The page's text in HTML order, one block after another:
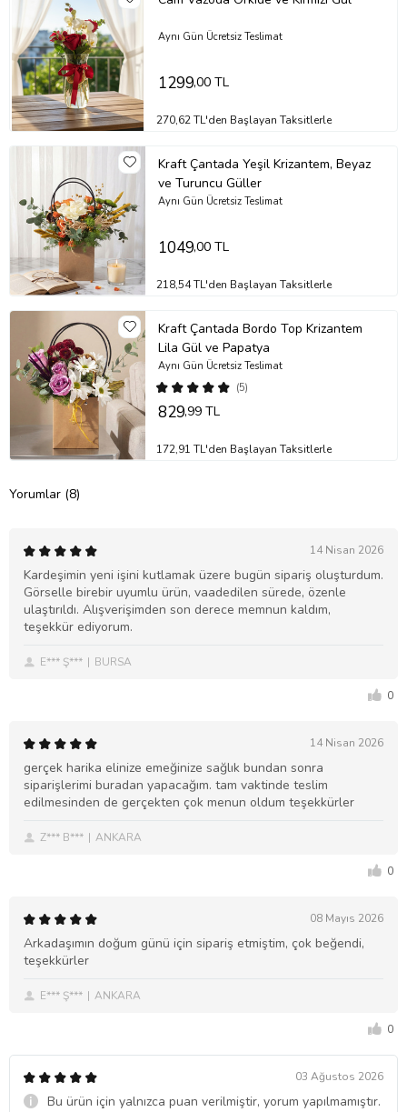
Aynı Gün Ücretsiz Teslimat
1299,00 TL
270,62 TL'den Başlayan Taksitlerle
Kraft Çantada Yeşil Krizantem, Beyaz
ve Turuncu Güller
Aynı Gün Ücretsiz Teslimat
1049,00 TL
218,54 TL'den Başlayan Taksitlerle
Kraft Çantada Bordo Top Krizantem
Lila Gül ve Papatya
(5)
Aynı Gün Ücretsiz Teslimat
829,99 TL
172,91 TL'den Başlayan Taksitlerle
Yorumlar (8)
14 Nisan 2026
Kardeşimin yeni işini kutlamak üzere bugün sipariş oluşturdum.
Görselle birebir uyumlu ürün, vaadedilen sürede, özenle
ulaştırıldı. Alışverişimden son derece memnun kaldım,
teşekkür ediyorum.
E*** Ş*** BURSA
0
14 Nisan 2026
gerçek harika elinize emeğinize sağlık bundan sonra
siparişlerimi buradan yapacağım. tam vaktinde teslim
edilmesinden de gerçekten çok menun oldum teşekkürler
Z*** B*** ANKARA
0
08 Mayıs 2026
Arkadaşımın doğum günü için sipariş etmiştim, çok beğendi,
teşekkürler
E*** Ş*** ANKARA
0
03 Ağustos 2026
Bu ürün için yalnızca puan verilmiştir, yorum yapılmamıştır.